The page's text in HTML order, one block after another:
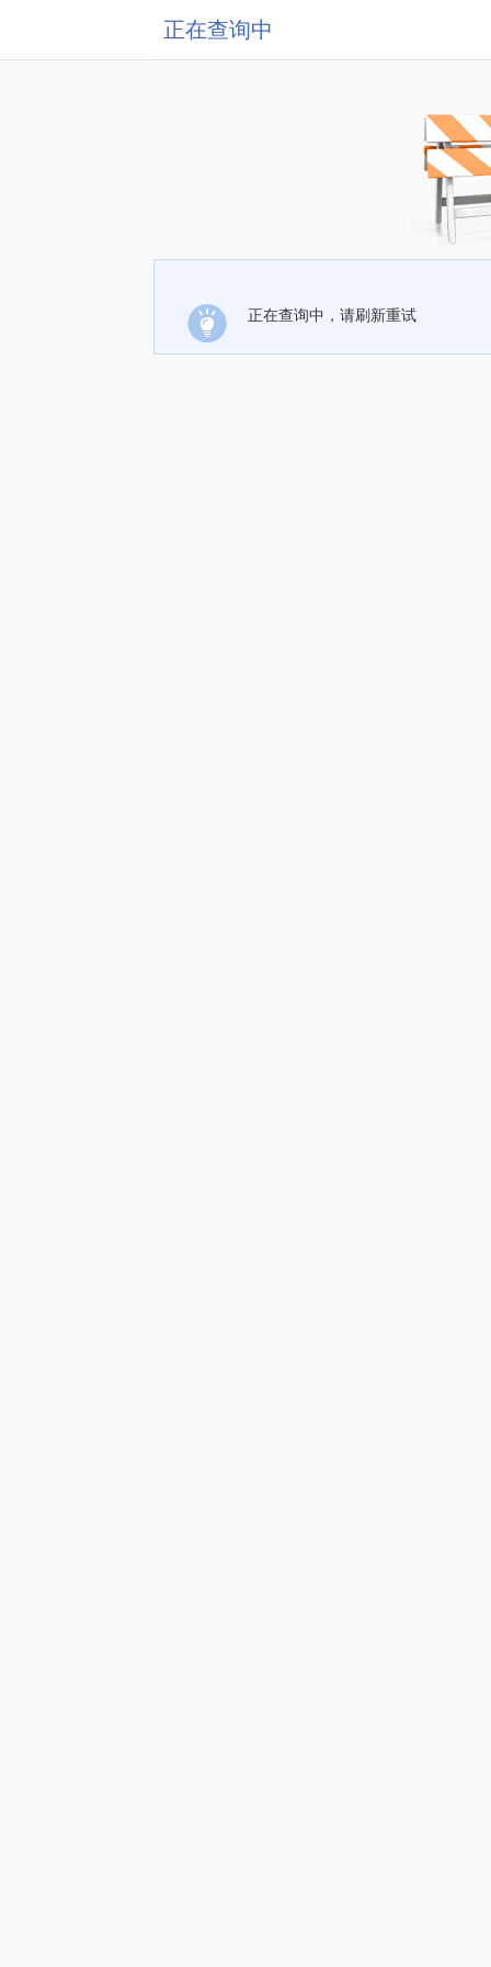
正在查询中
正在查询中，请刷新重试